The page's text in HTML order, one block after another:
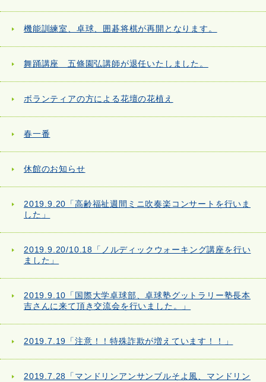
機能訓練室、卓球、囲碁将棋が再開となります。
舞踊講座 五條園弘講師が退任いたしました。
ボランティアの方による花壇の花植え
春一番
休館のお知らせ
2019.9.20「高齢福祉週間ミニ吹奏楽コンサートを行いま
した」
2019.9.20/10.18「ノルディックウォーキング講座を行い
ました」
2019.9.10「国際大学卓球部、卓球塾グットラリー塾長本
吉さんに来て頂き交流会を行いました。」
2019.7.19「注意！！特殊詐欺が増えています！！」
2019.7.28「マンドリンアンサンブルそよ風、マンドリン